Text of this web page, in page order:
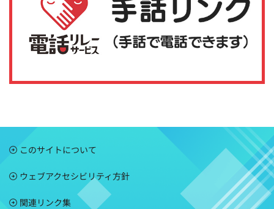
このサイトについて
ウェブアクセシビリティ方針
関連リンク集